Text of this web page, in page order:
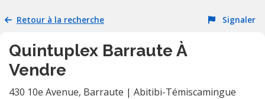
RESSOURCES
Retour à la recherche Signaler
Quintuplex Barraute À
Vendre
430 10e Avenue, Barraute | Abitibi-Témiscamingue